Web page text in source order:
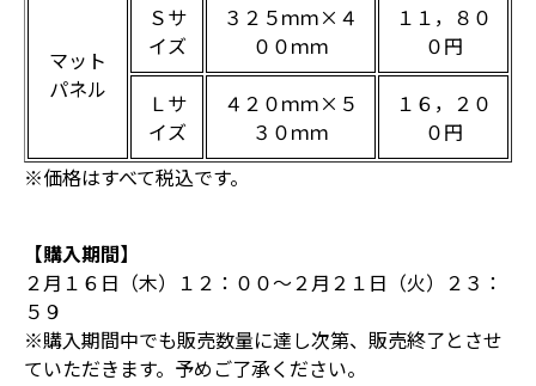
マット
パネル
Ｓサ
イズ
３２５ｍｍ×４
００ｍｍ
１１，８０
０円
Ｌサ
イズ
４２０ｍｍ×５
３０ｍｍ
１６，２０
０円
※価格はすべて税込です。
【購入期間】
２月１６日（木）１２：００～２月２１日（火）２３：
５９
※購入期間中でも販売数量に達し次第、販売終了とさせ
ていただきます。予めご了承ください。